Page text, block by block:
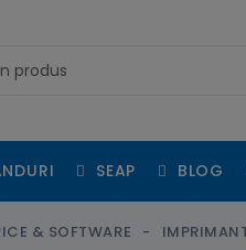
SEAP BLOG
& SOFTWARE